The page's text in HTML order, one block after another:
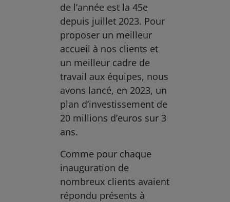
de l’année est la 45e
depuis juillet 2023. Pour
proposer un meilleur
accueil à nos clients et
un meilleur cadre de
travail aux équipes, nous
avons lancé, en 2023, un
plan d’investissement de
20 millions d’euros sur 3
ans.
Comme pour chaque
inauguration de
nombreux clients avaient
répondu présents à